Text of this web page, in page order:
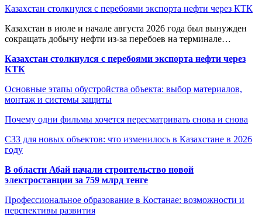
Казахстан столкнулся с перебоями экспорта нефти через КТК
Казахстан в июле и начале августа 2026 года был вынужден
сокращать добычу нефти из-за перебоев на терминале…
Казахстан столкнулся с перебоями экспорта нефти через
КТК
Основные этапы обустройства объекта: выбор материалов,
монтаж и системы защиты
Почему одни фильмы хочется пересматривать снова и снова
СЗЗ для новых объектов: что изменилось в Казахстане в 2026
году
В области Абай начали строительство новой
электростанции за 759 млрд тенге
Профессиональное образование в Костанае: возможности и
перспективы развития